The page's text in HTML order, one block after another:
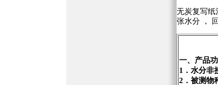
无炭复写纸
张水分 ，
一、产品
1．水分非
2．被测物